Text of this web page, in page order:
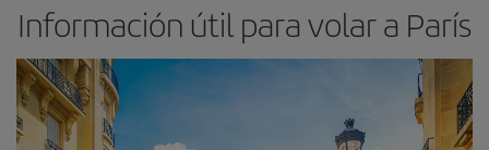
Información útil para volar a París